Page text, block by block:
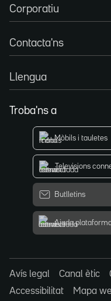
Corporatiu
Contacta'ns
Llengua
Troba'ns a
Mòbils i tauletes
Televisions
Butlletins
Ajuda
Avís legal Canal ètic
Accessibilitat
Mapa